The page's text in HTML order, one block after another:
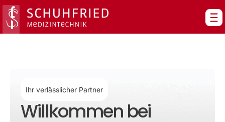
Zum
Inhalt
springen
Ihr verlässlicher Partner
Willkommen bei